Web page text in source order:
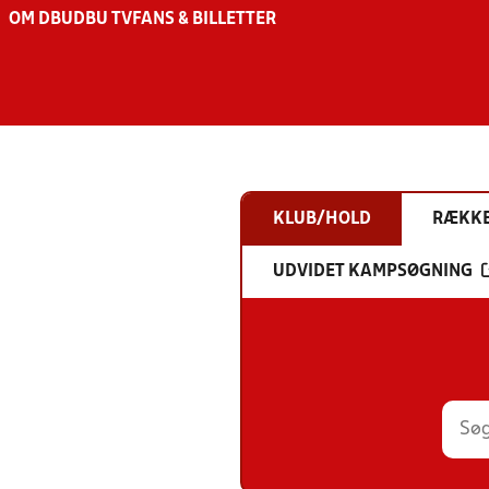
OM DBU DBU TV FANS & BILLETTER
KLUB/HOLD
UDVIDET KAMPSØGNING